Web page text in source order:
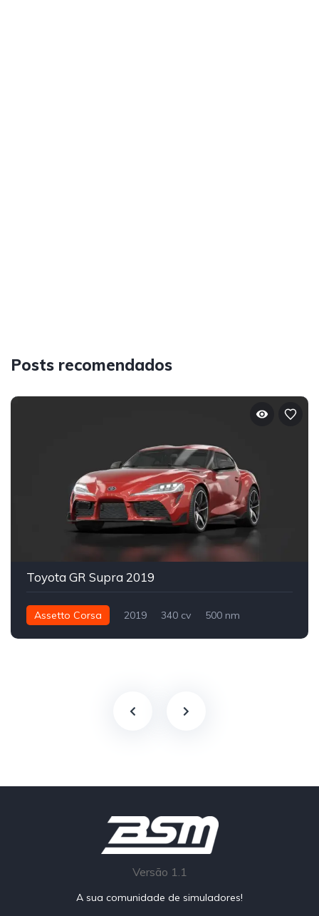
Posts recomendados
Toyota GR Supra 2019
Assetto Corsa 2019 340 cv
500 nm
Versão 1.1
A sua comunidade de simuladores!